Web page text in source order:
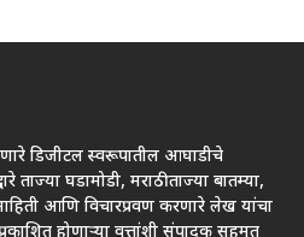
डिजीटल स्वरूपातील आघाडीचे
घडामोडी, मराठी ताज्या बातम्या,
आणि विचारप्रवण करणारे लेख यांचा